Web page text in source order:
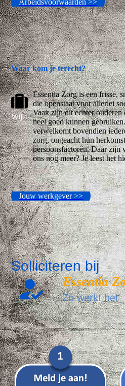
Arbeidsvoorwaarden >>
Waar kom je terecht?
Wij
Essentia Zorg is een frisse,
die openstaat voor allerlei
Vaak zijn dit echter
heel goed kunnen
verwelkomt bovendien
zorg, ongeacht hun
persoonsfactoren. Daar zijn
ons nog meer? Je leest het
Jouw werkgever >>
Solliciteren bij
Essentia
Zó werkt het